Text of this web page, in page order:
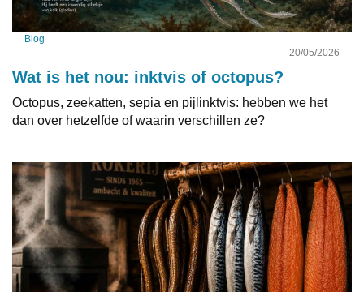
Blog
20/05/2026
Wat is het nou: inktvis of octopus?
Octopus, zeekatten, sepia en pijlinktvis: hebben we het
dan over hetzelfde of waarin verschillen ze?